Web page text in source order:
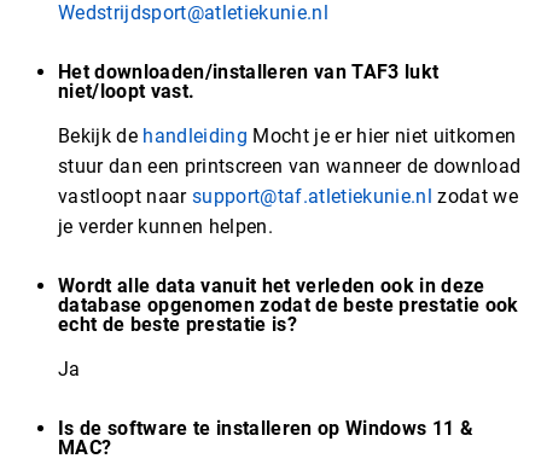
Wedstrijdsport@atletiekunie.nl
Het downloaden/installeren van TAF3 lukt
niet/loopt vast.
Bekijk de handleiding Mocht je er hier niet uitkomen
stuur dan een printscreen van wanneer de download
vastloopt naar support@taf.atletiekunie.nl zodat we
je verder kunnen helpen.
Wordt alle data vanuit het verleden ook in deze
database opgenomen zodat de beste prestatie ook
echt de beste prestatie is?
Ja
Is de software te installeren op Windows 11 &
MAC?